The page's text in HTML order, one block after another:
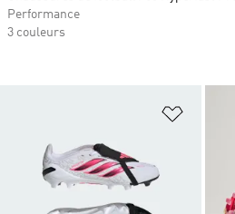
Performance
3 couleurs